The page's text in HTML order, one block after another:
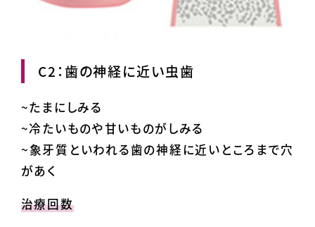
C2：歯の神経に近い虫歯
~たまにしみる
~冷たいものや甘いものがしみる
~象牙質といわれる歯の神経に近いところまで穴
があく
治療回数